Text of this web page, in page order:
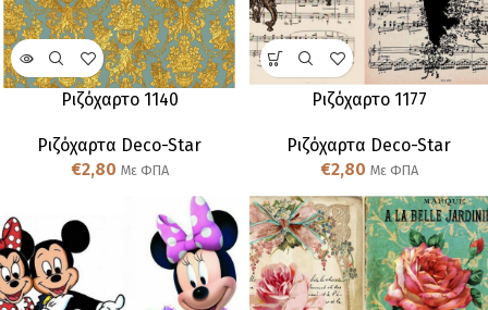
Ριζόχαρτο 1140
Ριζόχαρτα Deco-Star
€2,80 Με ΦΠΑ
Ριζόχαρτο 1177
Ριζόχαρτα Deco-Star
€2,80 Με ΦΠΑ